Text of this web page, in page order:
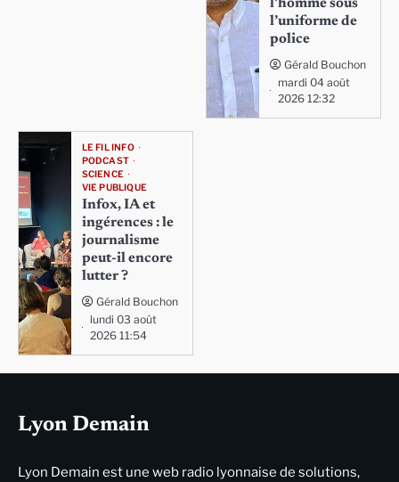
l’homme sous
l’uniforme de
police
Gérald Bouchon
mardi 04 août
2026 12:32
LE FIL INFO
PODCAST
SCIENCE
VIE PUBLIQUE
Infox, IA et
ingérences : le
journalisme
peut-il encore
lutter ?
Gérald Bouchon
lundi 03 août
2026 11:54
Lyon Demain
Lyon Demain est une web radio lyonnaise de solutions,